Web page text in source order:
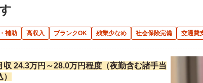
補助 高収入 ブランクOK 残業少なめ 社会保険完備 交通費
収 24.3万円～28.0万円程度（夜勤含む諸手当
）